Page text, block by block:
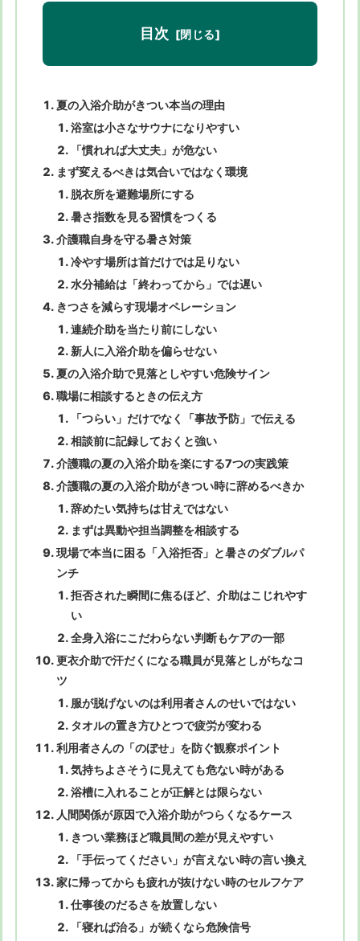
目次
夏の入浴介助がきつい本当の理由
浴室は小さなサウナになりやすい
「慣れれば大丈夫」が危ない
まず変えるべきは気合いではなく環境
脱衣所を避難場所にする
暑さ指数を見る習慣をつくる
介護職自身を守る暑さ対策
冷やす場所は首だけでは足りない
水分補給は「終わってから」では遅い
きつさを減らす現場オペレーション
連続介助を当たり前にしない
新人に入浴介助を偏らせない
夏の入浴介助で見落としやすい危険サイン
職場に相談するときの伝え方
「つらい」だけでなく「事故予防」で伝える
相談前に記録しておくと強い
介護職の夏の入浴介助を楽にする7つの実践策
介護職の夏の入浴介助がきつい時に辞めるべきか
辞めたい気持ちは甘えではない
まずは異動や担当調整を相談する
現場で本当に困る「入浴拒否」と暑さのダブルパ
ンチ
拒否された瞬間に焦るほど、介助はこじれやす
い
全身入浴にこだわらない判断もケアの一部
更衣介助で汗だくになる職員が見落としがちなコ
ツ
服が脱げないのは利用者さんのせいではない
タオルの置き方ひとつで疲労が変わる
利用者さんの「のぼせ」を防ぐ観察ポイント
気持ちよさそうに見えても危ない時がある
浴槽に入れることが正解とは限らない
人間関係が原因で入浴介助がつらくなるケース
きつい業務ほど職員間の差が見えやすい
「手伝ってください」が言えない時の言い換え
家に帰ってからも疲れが抜けない時のセルフケア
仕事後のだるさを放置しない
「寝れば治る」が続くなら危険信号